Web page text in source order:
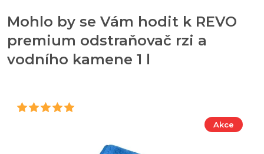
Mohlo by se Vám hodit k REVO
premium odstraňovač rzi a
vodního kamene 1 l
Akce